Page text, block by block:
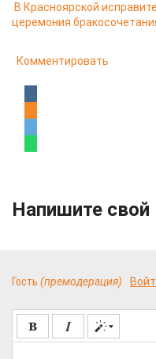
В Красноярской
церемония
Комментировать
Напишите
Гость (премодерация)